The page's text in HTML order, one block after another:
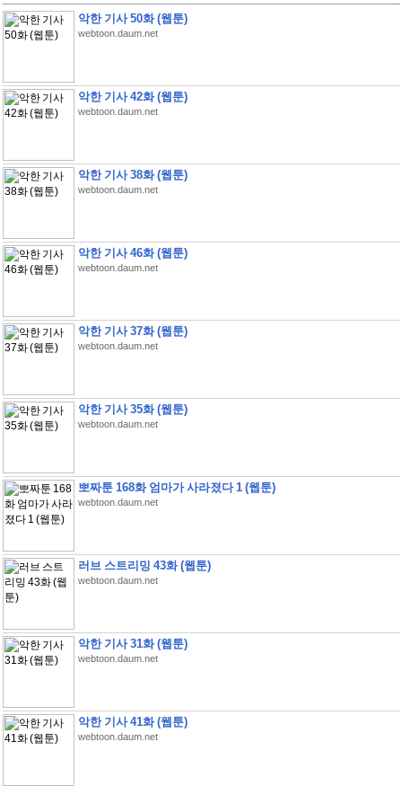
악한 기사 50화 (웹툰)
webtoon.daum.net
악한 기사 42화 (웹툰)
webtoon.daum.net
악한 기사 38화 (웹툰)
webtoon.daum.net
악한 기사 46화 (웹툰)
webtoon.daum.net
악한 기사 37화 (웹툰)
webtoon.daum.net
악한 기사 35화 (웹툰)
webtoon.daum.net
뽀짜툰 168화 엄마가 사라졌다 1 (웹툰)
webtoon.daum.net
러브 스트리밍 43화 (웹툰)
webtoon.daum.net
악한 기사 31화 (웹툰)
webtoon.daum.net
악한 기사 41화 (웹툰)
webtoon.daum.net